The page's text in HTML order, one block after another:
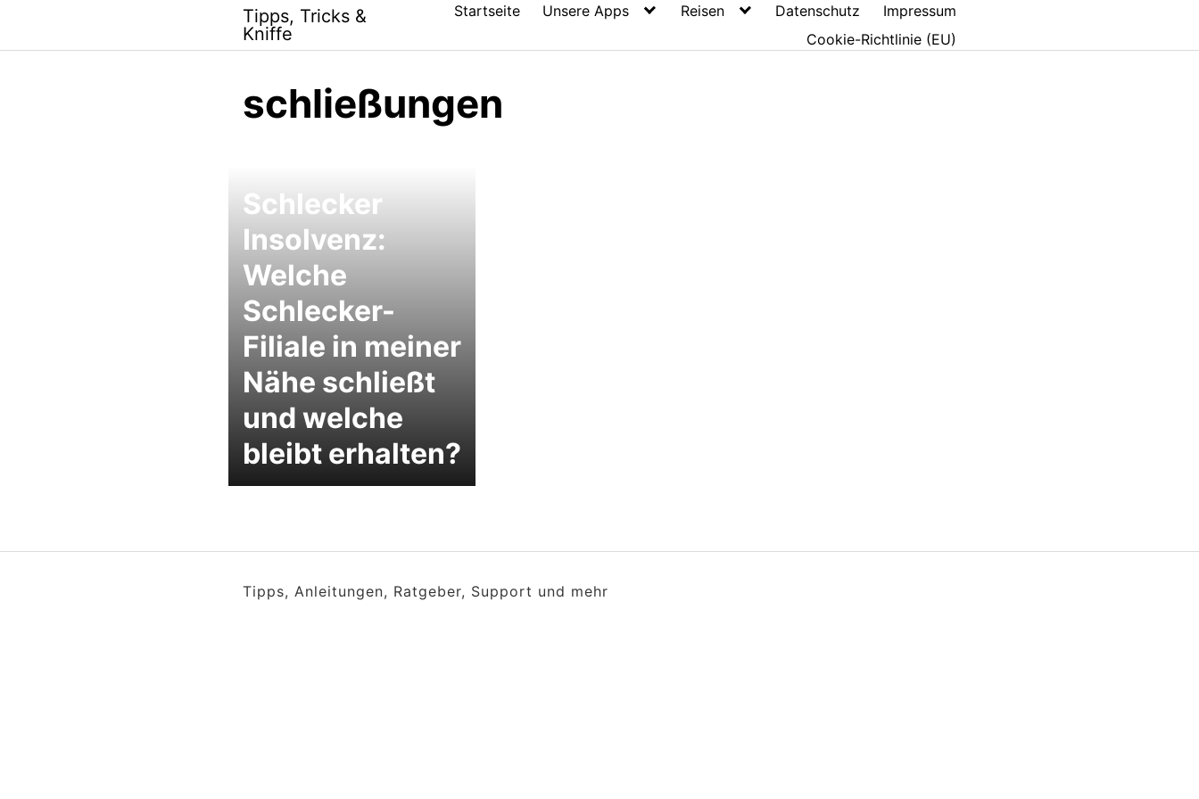
content
Tipps, Tricks &
Kniffe
Startseite Unsere Apps Reisen Datenschutz
Impressum
Cookie-Richtlinie (EU)
schließungen
Schlecker
Insolvenz:
Welche
Schlecker-
Filiale in meiner
Nähe schließt
und welche
bleibt erhalten?
Tipps, Anleitungen, Ratgeber, Support und mehr